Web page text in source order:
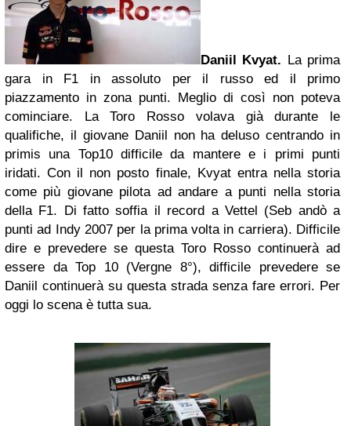
Daniil Kvyat. La prima
gara in F1 in assoluto per il russo ed il primo
piazzamento in zona punti. Meglio di così non poteva
cominciare. La Toro Rosso volava già durante le
qualifiche, il giovane Daniil non ha deluso centrando in
primis una Top10 difficile da mantere e i primi punti
iridati. Con il non posto finale, Kvyat entra nella storia
come più giovane pilota ad andare a punti nella storia
della F1. Di fatto soffia il record a Vettel (Seb andò a
punti ad Indy 2007 per la prima volta in carriera). Difficile
dire e prevedere se questa Toro Rosso continuerà ad
essere da Top 10 (Vergne 8°), difficile prevedere se
Daniil continuerà su questa strada senza fare errori. Per
oggi lo scena è tutta sua.